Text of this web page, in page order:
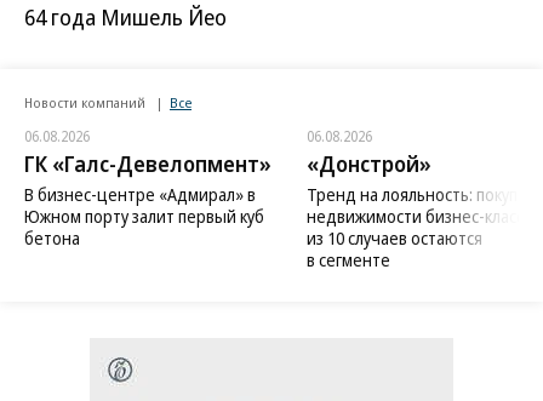
64 года Мишель Йео
Новости компаний Все
06.08.2026
ГК «Галс-Девелопмент»
В бизнес-центре «Адмирал» в
Южном порту залит первый куб
бетона
06.08.2026
«Донстрой»
Тренд на лояльность:
недвижимости бизнес-класса
из 10 случаев остаются
в сегменте